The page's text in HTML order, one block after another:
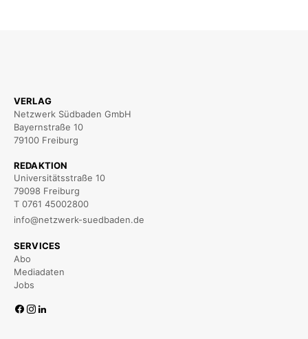
VERLAG
Netzwerk Südbaden GmbH
Bayernstraße 10
79100 Freiburg
REDAKTION
Universitätsstraße 10
79098 Freiburg
T 0761 45002800
info@netzwerk-suedbaden.de
SERVICES
Abo
Mediadaten
Jobs